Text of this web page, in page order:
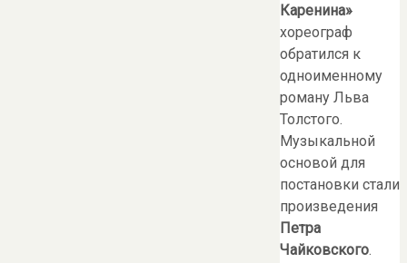
Каренина»
хореограф
обратился к
одноименному
роману Льва
Толстого.
Музыкальной
основой для
постановки стали
произведения
Петра
Чайковского.